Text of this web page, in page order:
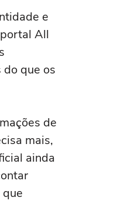
e
All
que os
de
mais,
ainda